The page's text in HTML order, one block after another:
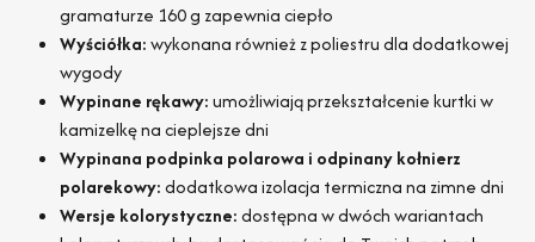
gramaturze 160 g zapewnia ciepło
Wyściółka:wykonana również z poliestru dla dodatkowej
wygody
Wypinane rękawy:umożliwiają przekształcenie kurtki w
kamizelkę na cieplejsze dni
Wypinana podpinka polarowa i odpinany kołnierz
polarekowy:dodatkowa izolacja termiczna na zimne dni
Wersje kolorystyczne:dostępna w dwóch wariantach